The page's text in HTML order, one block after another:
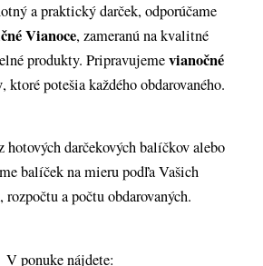
a praktický darček, odporúčame
Vianoce, zameranú na kvalitné
produkty. Pripravujemevianočné
, ktoré potešia každého obdarovaného.
hotových darčekových balíčkov alebo
balíček na mieru podľa Vašich
rozpočtu a počtu obdarovaných.
V ponuke nájdete: